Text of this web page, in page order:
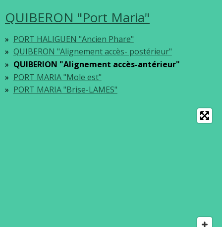
QUIBERON "Port Maria"
PORT HALIGUEN "Ancien Phare"
QUIBERON "Alignement accès- postérieur"
QUIBERION "Alignement accès-antérieur"
PORT MARIA "Mole est"
PORT MARIA "Brise-LAMES"